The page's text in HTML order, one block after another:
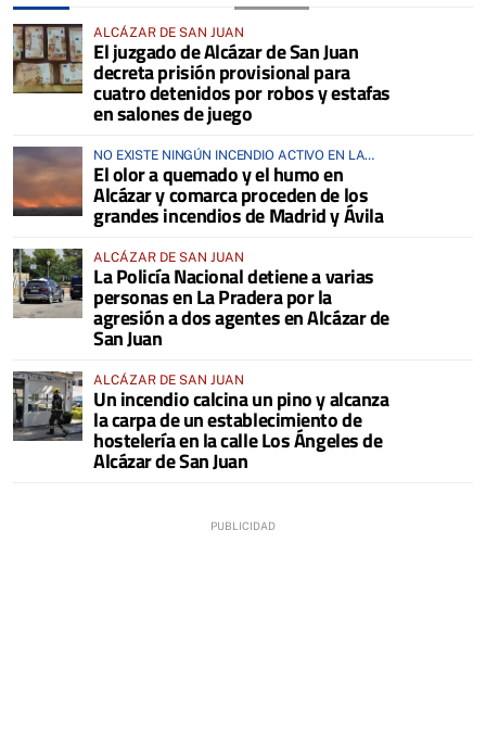
ALCÁZAR DE SAN JUAN
El juzgado de Alcázar de San Juan
decreta prisión provisional para
cuatro detenidos por robos y estafas
en salones de juego
NO EXISTE NINGÚN INCENDIO ACTIVO EN LA
COMARCA
El olor a quemado y el humo en
Alcázar y comarca proceden de los
grandes incendios de Madrid y Ávila
ALCÁZAR DE SAN JUAN
La Policía Nacional detiene a varias
personas en La Pradera por la
agresión a dos agentes en Alcázar de
San Juan
ALCÁZAR DE SAN JUAN
Un incendio calcina un pino y alcanza
la carpa de un establecimiento de
hostelería en la calle Los Ángeles de
Alcázar de San Juan